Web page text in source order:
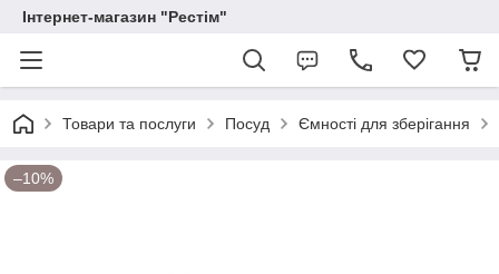
Інтернет-магазин "Рестім"
Товари та послуги Посуд Ємності для зберігання
–10%